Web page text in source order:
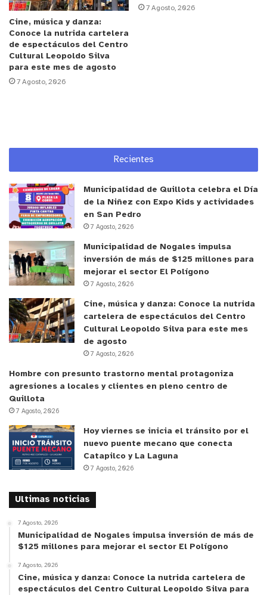
lindos recuerdos por haber cursado por tantas
unidades en el país.
Por su parte el coronel Meza resaltó la
importancia que tienen para el presente de
gendarmería la labor efectuada por quienes hoy
todos sus años de servicio, y el legado que han
dejado es lo que somos hoy día. No podemos
olvidar a estas personas tan importantes, que
entregaron tanto por la Institución”.
Una vez culminada la misa, los presentes
disfrutaron de una once donde se compartieron
recuerdos y experiencias atesorados durante los
años de servicio.
Cine, música y danza:
Conoce la nutrida cartelera
de espectáculos del Centro
Cultural Leopoldo Silva
para este mes de agosto
7 Agosto, 2026
7 Agosto, 2026
Recientes
Municipalidad de Quillota celebra el Día
de la Niñez con Expo Kids y actividades
en San Pedro
7 Agosto, 2026
Municipalidad de Nogales impulsa
inversión de más de $125 millones para
mejorar el sector El Polígono
7 Agosto, 2026
Cine, música y danza: Conoce la nutrida
cartelera de espectáculos del Centro
Cultural Leopoldo Silva para este mes
de agosto
7 Agosto, 2026
Hombre con presunto trastorno mental protagoniza
agresiones a locales y clientes en pleno centro de
Quillota
7 Agosto, 2026
Hoy viernes se inicia el tránsito por el
nuevo puente mecano que conecta
Catapilco y La Laguna
7 Agosto, 2026
Ultimas noticias
7 Agosto, 2026
Municipalidad de Nogales impulsa inversión de más de
$125 millones para mejorar el sector El Polígono
7 Agosto, 2026
Cine, música y danza: Conoce la nutrida cartelera de
espectáculos del Centro Cultural Leopoldo Silva para